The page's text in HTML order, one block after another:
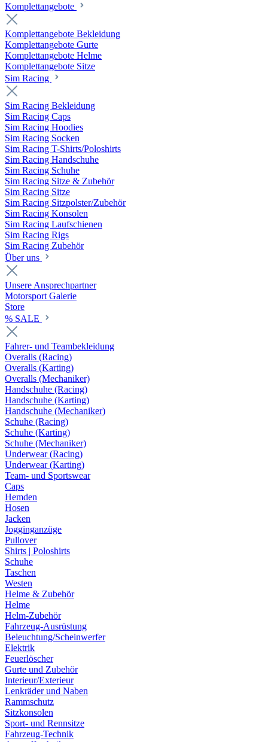
Komplettangebote
Komplettangebote Bekleidung
Komplettangebote Gurte
Komplettangebote Helme
Komplettangebote Sitze
Sim Racing
Sim Racing Bekleidung
Sim Racing Caps
Sim Racing Hoodies
Sim Racing Socken
Sim Racing T-Shirts/Poloshirts
Sim Racing Handschuhe
Sim Racing Schuhe
Sim Racing Sitze & Zubehör
Sim Racing Sitze
Sim Racing Sitzpolster/Zubehör
Sim Racing Konsolen
Sim Racing Laufschienen
Sim Racing Rigs
Sim Racing Zubehör
Über uns
Unsere Ansprechpartner
Motorsport Galerie
Store
% SALE
Fahrer- und Teambekleidung
Overalls (Racing)
Overalls (Karting)
Overalls (Mechaniker)
Handschuhe (Racing)
Handschuhe (Karting)
Handschuhe (Mechaniker)
Schuhe (Racing)
Schuhe (Karting)
Schuhe (Mechaniker)
Underwear (Racing)
Underwear (Karting)
Team- und Sportswear
Caps
Hemden
Hosen
Jacken
Jogginganzüge
Pullover
Shirts | Poloshirts
Schuhe
Taschen
Westen
Helme & Zubehör
Helme
Helm-Zubehör
Fahrzeug-Ausrüstung
Beleuchtung/Scheinwerfer
Elektrik
Feuerlöscher
Gurte und Zubehör
Interieur/Exterieur
Lenkräder und Naben
Rammschutz
Sitzkonsolen
Sport- und Rennsitze
Fahrzeug-Technik